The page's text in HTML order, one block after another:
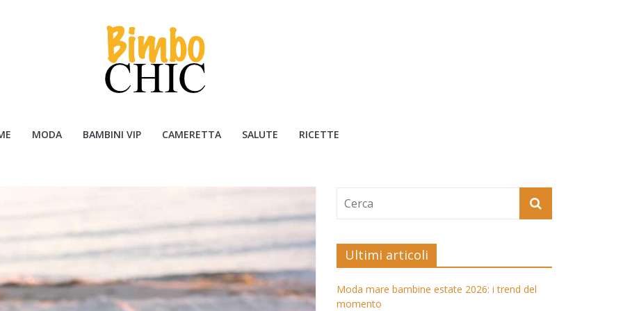
MODA BAMBINI VIP CAMERETTA SALUTE RICETTE
Ultimi articoli
Moda mare bambine estate 2026: i trend del
momento